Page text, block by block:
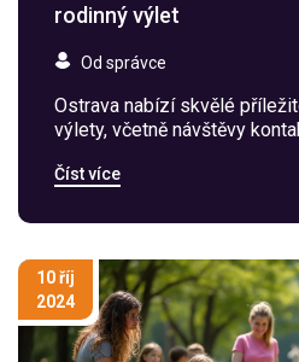
rodinný výlet
Od správce
Ostrava nabízí skvělé
výlety, včetně návštěvy
přináší radost nejen dětem,
Ostravě, a jaké zážitky vás
pulzujícího města.
Číst více
10 říj
2024